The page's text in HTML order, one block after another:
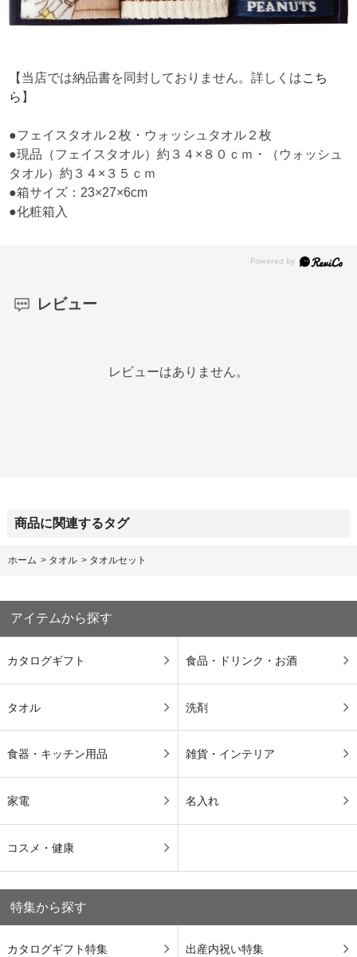
【当店では納品書を同封しておりません。詳しくはこち
ら 】
●フェイスタオル２枚・ウォッシュタオル２枚
●現品（フェイスタオル）約３４×８０ｃｍ・（ウォッシュ
タオル）約３４×３５ｃｍ
●箱サイズ：23×27×6cm
●化粧箱入
レビュー
レビューはありません。
商品に関連するタグ
ホーム > タオル > タオルセット
アイテムから探す
カタログギフト 食品・ドリンク・お酒
タオル 洗剤
食器・キッチン用品 雑貨・インテリア
家電 名入れ
コスメ・健康
特集から探す
カタログギフト特集 出産内祝い特集